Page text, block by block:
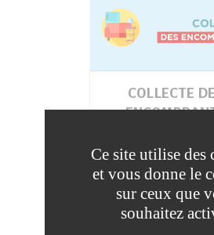
COLLECTE
Ce site utilise des
et vous donne le
sur ceux que
souhaitez